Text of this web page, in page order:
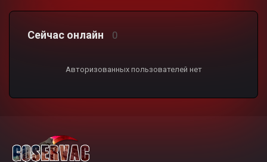
Сейчас онлайн 0
Авторизованных пользователей нет